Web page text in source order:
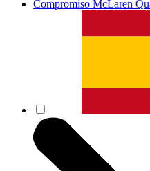
Compromiso McLaren